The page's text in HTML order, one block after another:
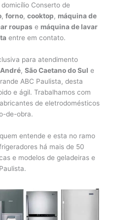
Conserto de
,forno,cooktop, máquina de
roupas e máquina de lavar
entre em contato.
para atendimento
,São Caetano do Sul e
ABC Paulista, desta
e ágil. Trabalhamos com
de eletrodomésticos
de-obra.
entende e esta no ramo
há mais de 50
e modelos de geladeiras e